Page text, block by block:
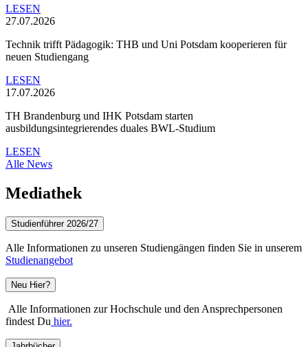
LESEN
27.07.2026
Technik trifft Pädagogik: THB und Uni Potsdam kooperieren für
neuen Studiengang
LESEN
17.07.2026
TH Brandenburg und IHK Potsdam starten
ausbildungsintegrierendes duales BWL-Studium
LESEN
Alle News
Mediathek
Studienführer 2026/27
Alle Informationen zu unseren Studiengängen finden Sie in unserem
Studienangebot
Neu Hier?
Alle Informationen zur Hochschule und den Ansprechpersonen
findest Du hier.